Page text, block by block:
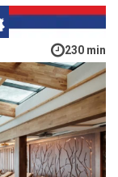
230 min